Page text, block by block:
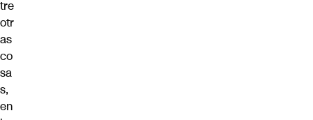
tre
otr
as
co
sa
s,
en